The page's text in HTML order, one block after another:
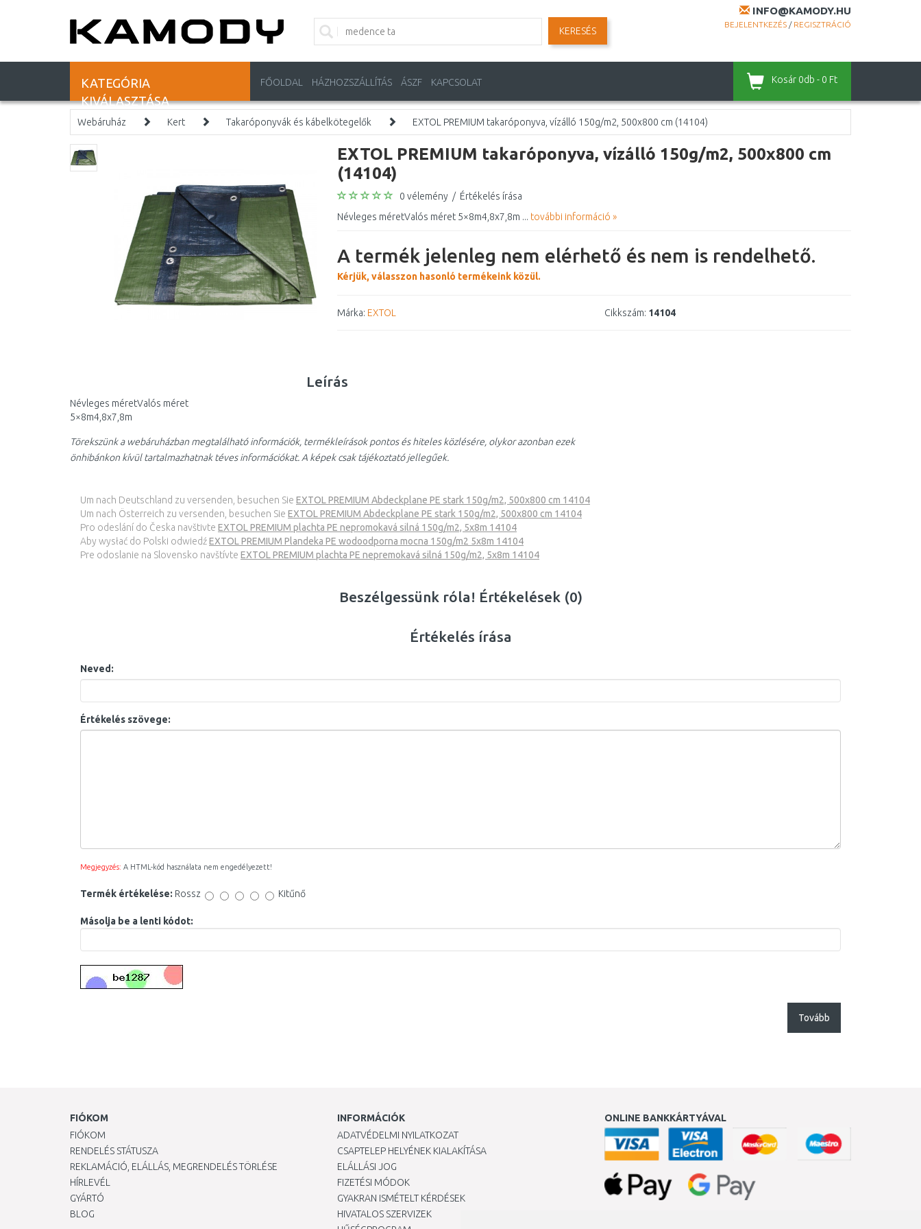
INFO@KAMODY.HU
BEJELENTKEZÉS / REGISZTRÁCIÓ
KERESÉS
KATEGÓRIA
KIVÁLASZTÁSA
FŐOLDAL HÁZHOZSZÁLLÍTÁS ÁSZF KAPCSOLAT Kosár 0db - 0 Ft
Webáruház Kert Takaróponyvák és kábelkötegelők EXTOL PREMIUM takaróponyva, vízálló 150g/m2, 500x800 cm (14104)
EXTOL PREMIUM takaróponyva, vízálló 150g/m2, 500x800 cm
(14104)
0 vélemény / Értékelés írása
Névleges méretValós méret 5×8m4,8x7,8m ... további információ »
A termék jelenleg nem elérhető és nem is rendelhető.
Kérjük, válasszon hasonló termékeink közül.
Márka: EXTOL Cikkszám: 14104
Leírás
Névleges méretValós méret
5×8m4,8x7,8m
Törekszünk a webáruházban megtalálható információk, termékleírások pontos és hiteles közlésére, olykor azonban ezek
önhibánkon kívül tartalmazhatnak téves információkat. A képek csak tájékoztató jellegűek.
Um nach Deutschland zu versenden, besuchen Sie EXTOL PREMIUM Abdeckplane PE stark 150g/m2, 500x800 cm 14104
Um nach Österreich zu versenden, besuchen Sie EXTOL PREMIUM Abdeckplane PE stark 150g/m2, 500x800 cm 14104
Pro odeslání do Česka navštivte EXTOL PREMIUM plachta PE nepromokavá silná 150g/m2, 5x8m 14104
Aby wysłać do Polski odwiedźEXTOL PREMIUM Plandeka PE wodoodporna mocna 150g/m2 5x8m 14104
Pre odoslanie na Slovensko navštívte EXTOL PREMIUM plachta PE nepremokavá silná 150g/m2, 5x8m 14104
Beszélgessünk róla! Értékelések (0)
Értékelés írása
Neved:
Értékelés szövege:
Megjegyzés: A HTML-kód használata nem engedélyezett!
Termék értékelése: Rossz Kitűnő
Másolja be a lenti kódot:
Tovább
FIÓKOM
FIÓKOM
RENDELÉS STÁTUSZA
REKLAMÁCIÓ, ELÁLLÁS, MEGRENDELÉS TÖRLÉSE
HÍRLEVÉL
GYÁRTÓ
BLOG
INFORMÁCIÓK
ADATVÉDELMI NYILATKOZAT
CSAPTELEP HELYÉNEK KIALAKÍTÁSA
ELÁLLÁSI JOG
FIZETÉSI MÓDOK
GYAKRAN ISMÉTELT KÉRDÉSEK
HIVATALOS SZERVIZEK
ONLINE BANKKÁRTYÁVAL